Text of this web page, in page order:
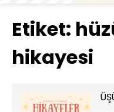
Etiket:
hikayesi